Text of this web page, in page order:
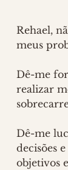
Rehael,
meus
Dê-me
realizar
Dê-me
decisões
objetivos